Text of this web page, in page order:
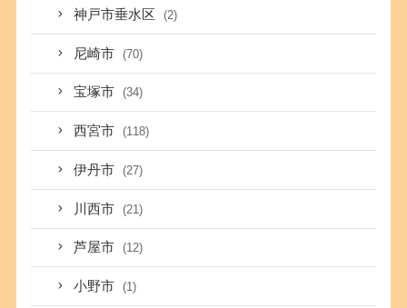
神戸市垂水区 (2)
尼崎市 (70)
宝塚市 (34)
西宮市 (118)
伊丹市 (27)
川西市 (21)
芦屋市 (12)
小野市 (1)